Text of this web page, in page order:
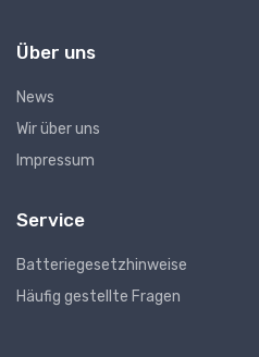
Über uns
News
Wir über uns
Impressum
Service
Batteriegesetzhinweise
Häufig gestellte Fragen